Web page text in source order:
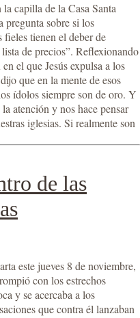
capilla de la Casa Santa
pregunta sobre si los
fieles tienen el deber de
de precios”. Reflexionando
el que Jesús expulsa a los
que en la mente de esos
ídolos siempre son de oro. Y
atención y nos hace pensar
iglesias. Si realmente son
de las
este jueves 8 de noviembre,
con los estrechos
y se acercaba a los
que contra él lanzaban